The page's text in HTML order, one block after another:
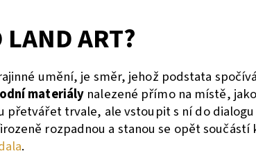
LAND ART?
umění, je směr, jehož podstata
materiály nalezené přímo na místě,
přetvářet trvale, ale vstoupit s ní do
rozpadnou a stanou se opět
.